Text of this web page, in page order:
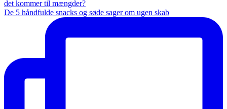
De 5 håndfulde snacks og søde sager om ugen skab